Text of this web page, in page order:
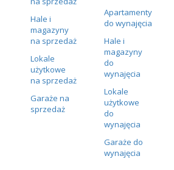
Hale i
magazyny
na sprzedaż
Lokale
użytkowe
na sprzedaż
Garaże na
sprzedaż
Apartamenty
do wynajęcia
Hale i
magazyny
do
wynajęcia
Lokale
użytkowe
do
wynajęcia
Garaże do
wynajęcia